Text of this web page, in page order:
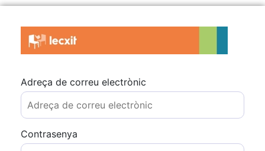
Adreça de correu electrònic
Contrasenya